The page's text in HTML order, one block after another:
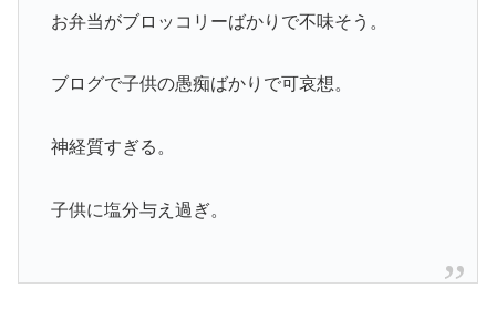
お弁当がブロッコリーばかりで不味そう。
ブログで子供の愚痴ばかりで可哀想。
神経質すぎる。
子供に塩分与え過ぎ。